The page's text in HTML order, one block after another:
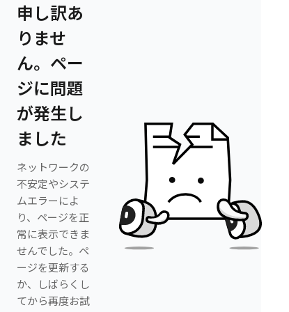
申し訳あ
りませ
ん。ペー
ジに問題
が発生し
ました
ネットワークの
不安定やシステ
ムエラーによ
り、ページを正
常に表示できま
せんでした。ペ
ージを更新する
か、しばらくし
てから再度お試